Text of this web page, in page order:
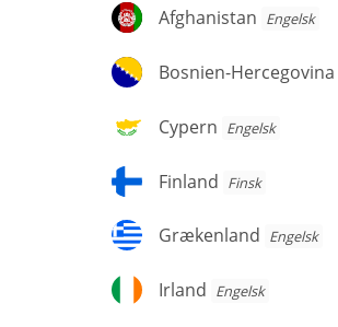
Afghanistan
Afghanistan Engelsk
Bosnien-
Bosnien-Hercegovina
Cypern
Cypern Engelsk
Finland
Finland Finsk
Grækenland
Grækenland Engelsk
Irland
Irland Engelsk